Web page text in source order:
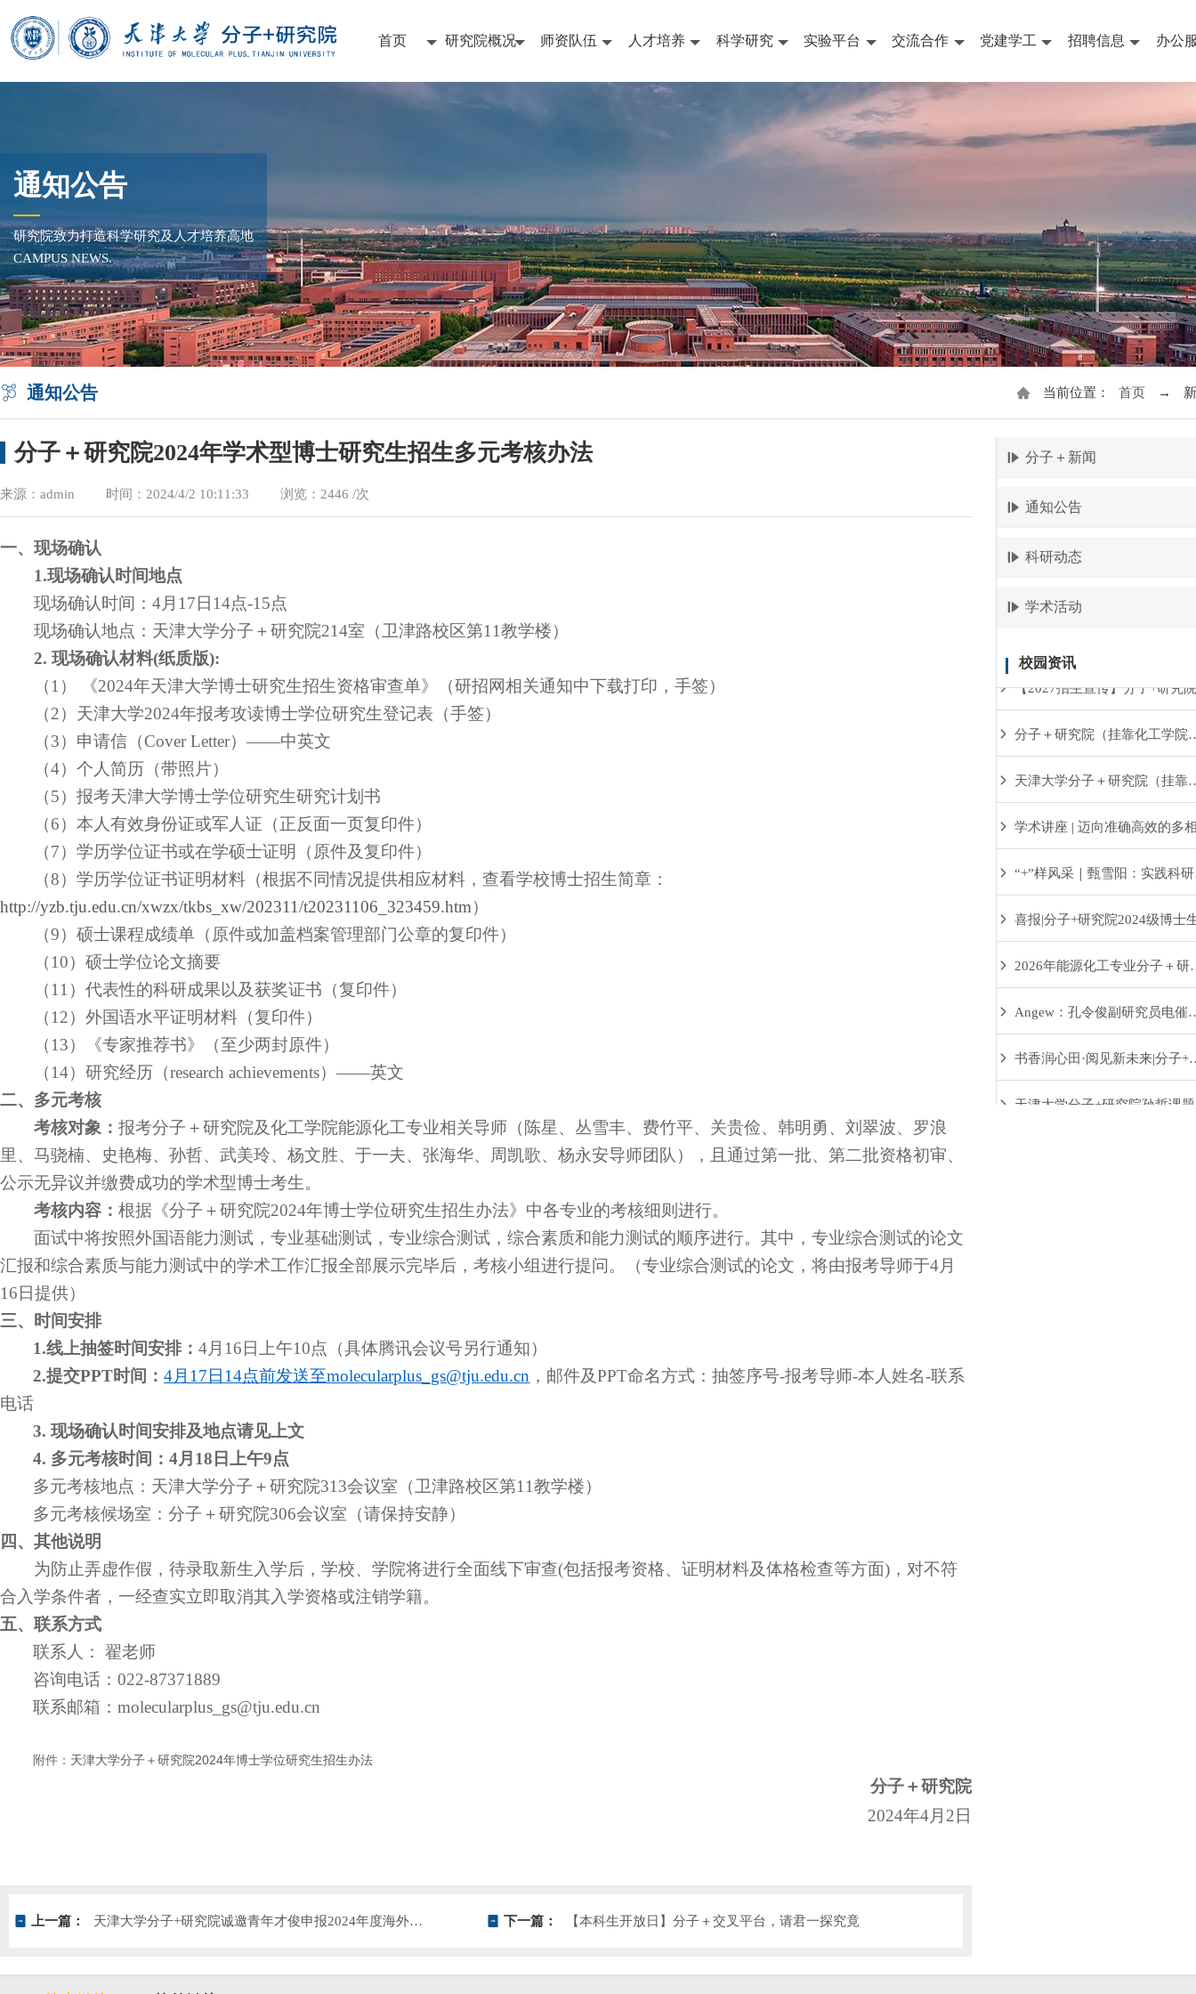
首页 研究院概况 师资队伍 人才培养 科学研究 实验平台 交流合作 党建学工 招聘信息 办公
通知公告
研究院致力打造科学研究及人才培养高地
CAMPUS NEWS.
通知公告 当前位置： 首页 →
分子＋新闻
通知公告
科研动态
学术活动
校园资讯
分子＋研究院（
天津大学分子＋研
2026年能源
Angew：孔令
书香润心田·
分子＋研究院2024年学术型博士研究生招生多元考核办法
来源：admin 时间：2024/4/2 10:11:33 浏览： 2446 /次
一、 现场确认
1.现场确认时间地点
现场确认时间： 4月 1 7 日 14点-15点
现场确认地点： 天津大学分子＋研究院214室（卫津路校区第1 1教学楼）
2. 现场确认材料(纸质版):
（1 ） 《2024年天津大学博士研究生招生资格审查单》（研招网相关通知中下载打印，手签）
（2）天津大学2024年报考攻读博士学位研究生登记表（手签）
（3）申请信（Cover Letter） ——中英文
（4）个人简历（带照片）
（5）报考天津大学博士学位研究生研究计划书
（6）本人有效身份证或军人证（正反面一页复印件）
（7）学历学位证书或在学硕士证明（原件及复印件）
（8）学历学位证书证明材料（根据不同情况提供相应材料，查看学校博士招生简章：
http://yzb.tju.edu.cn/xwzx/tkbs_xw/202311/t20231106_323459.htm）
（9）硕士课程成绩单（原件或加盖档案管理部门公章的复印件）
（10）硕士学位论文摘要
（11 ）代表性的科研成果以及获奖证书（复印件）
（12）外国语水平证明材料（复印件）
（1 3）《专家推荐书》（至少两封原件）
（14）研究经历（research achievements） ——英文
二、多元考核
考核对象： 报考分子＋研究院及化工学院能源化工专业相关导师（陈星、丛雪丰、费竹平、关贵俭、韩明勇、刘翠波、罗浪
里、马骁楠、史艳梅、孙哲、武美玲、杨文胜、于一夫、张海华、周凯歌、杨永安导师团队），且通过第一批、第二批资格初审、
公示无异议并缴费成功的学术型博士考生。
考核内容： 根据《分子＋研究院2024年博士学位研究生招生办法》中各专业的考核细则进行。
面试中将按照外国语能力测试，专业基础测试，专业综合测试，综合素质和能力测试的顺序进行。其中，专业综合测试的论文
汇报和综合素质与能力测试中的学术工作汇报全部展示完毕后，考核小组进行提问。（专业综合测试的论文，将由报考导师于4月
16 日提供）
三、时间安排
1.线上抽签时间安排：4月 16 日 上午10点（具体腾讯会议号另行通知）
2.提交PPT时间：4月 1 7 日 14点前发送至molecularplus_gs@tju.edu.cn ，邮件及PPT命名方式：抽签序号-报考导师-本人姓名-联系
电话
3.现场确认时间安排及地点请见上文
4. 多元考核时间：4月 18 日 上午9点
多元考核地点：天津大学分子＋研究院313会议室 （卫津路校区第1 1教学楼）
多元考核候场室：分子＋研究院306会议室（请保持安静）
四 、其他说明
为防止弄虚作假，待录取新生入学后，学校、学院将进行全面线下审查(包括报考资格、证明材料及体格检查等方面) ，对不符
合入学条件者，一经查实立即取消其入学资格或注销学籍。
五、联系方式
联系人：
翟老师
咨询电话：022-87371889
联系邮箱：molecularplus_gs@tju.edu.cn
附件： 天津大学分子＋研究院2024年博士学位研究生招生办法
分子＋研究院
2024年4月 2 日
上一篇： 天津大学分子+研究院诚邀青年才俊申报2024年度海外优青项目 下一篇： 【本科生开放日】分子＋交叉平台，请君一探究竟